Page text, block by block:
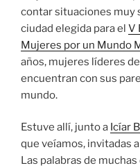
contar situaciones muy
ciudad elegida para el V
Mujeres por un Mundo
años, mujeres líderes
encuentran con sus
mundo.
Estuve allí, junto a Icíar
que veíamos, invitadas
Las palabras de